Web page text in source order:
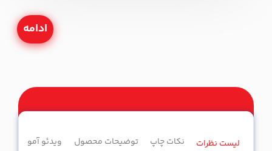
ادامه
لیست نظرات نکات چاپ توضیحات محصول ویدئو آموزشی